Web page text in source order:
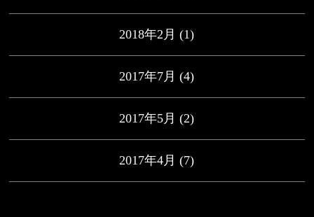
2018年2月 (1)
2017年7月 (4)
2017年5月 (2)
2017年4月 (7)